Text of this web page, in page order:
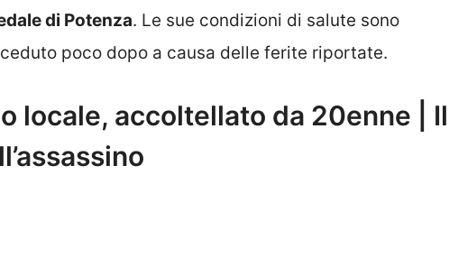
di Potenza. Le sue condizioni di salute sono
poco dopo a causa delle ferite riportate.
locale, accoltellato da 20enne | Il